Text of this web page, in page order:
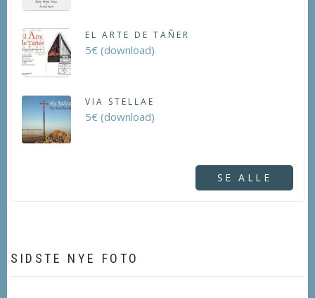
EL ARTE DE TAÑER
5€ (download)
VIA STELLAE
5€ (download)
SE ALLE
SIDSTE NYE FOTO